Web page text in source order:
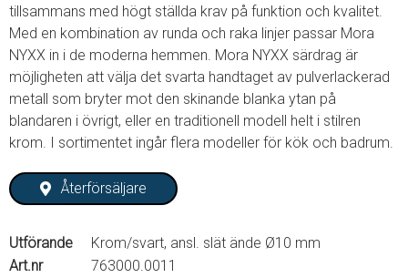
tillsammans med högt ställda krav på funktion och kvalitet.
Med en kombination av runda och raka linjer passar Mora
NYXX in i de moderna hemmen. Mora NYXX särdrag är
möjligheten att välja det svarta handtaget av pulverlackerad
metall som bryter mot den skinande blanka ytan på
blandaren i övrigt, eller en traditionell modell helt i stilren
krom. I sortimentet ingår flera modeller för kök och badrum.
Återförsäljare
Utförande
Krom/svart, ansl. slät ände Ø10 mm
Art.nr
763000.0011